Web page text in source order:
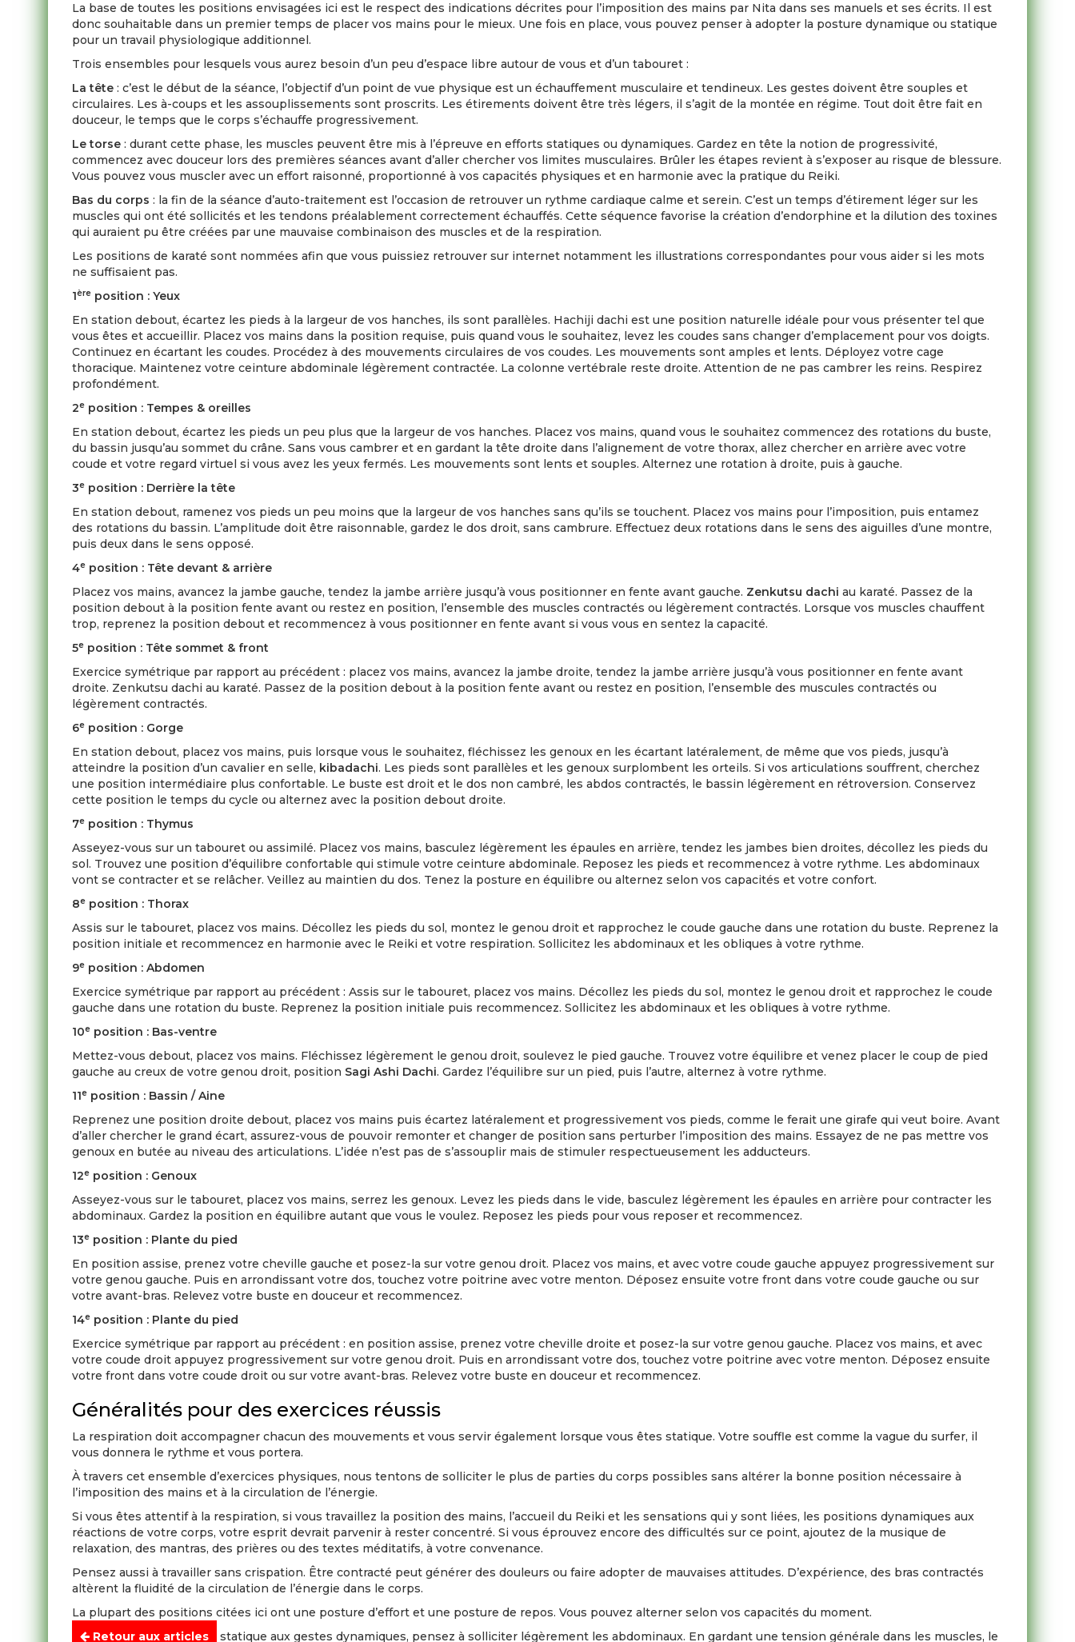
Retour aux articles
La base de toutes les positions envisagées ici est le respect des indications décrites pour l’imposition des mains par Nita dans ses manuels et ses écrits. Il est
donc souhaitable dans un premier temps de placer vos mains pour le mieux. Une fois en place, vous pouvez penser à adopter la posture dynamique ou statique
pour un travail physiologique additionnel.
Trois ensembles pour lesquels vous aurez besoin d’un peu d’espace libre autour de vous et d’un tabouret :
La tête : c’est le début de la séance, l’objectif d’un point de vue physique est un échauffement musculaire et tendineux. Les gestes doivent être souples et
circulaires. Les à-coups et les assouplissements sont proscrits. Les étirements doivent être très légers, il s’agit de la montée en régime. Tout doit être fait en
douceur, le temps que le corps s’échauffe progressivement.
Le torse : durant cette phase, les muscles peuvent être mis à l’épreuve en efforts statiques ou dynamiques. Gardez en tête la notion de progressivité,
commencez avec douceur lors des premières séances avant d’aller chercher vos limites musculaires. Brûler les étapes revient à s’exposer au risque de blessure.
Vous pouvez vous muscler avec un effort raisonné, proportionné à vos capacités physiques et en harmonie avec la pratique du Reiki.
Bas du corps : la fin de la séance d’auto-traitement est l’occasion de retrouver un rythme cardiaque calme et serein. C’est un temps d’étirement léger sur les
muscles qui ont été sollicités et les tendons préalablement correctement échauffés. Cette séquence favorise la création d’endorphine et la dilution des toxines
qui auraient pu être créées par une mauvaise combinaison des muscles et de la respiration.
Les positions de karaté sont nommées afin que vous puissiez retrouver sur internet notamment les illustrations correspondantes pour vous aider si les mots
ne suffisaient pas.
1ère position : Yeux
En station debout, écartez les pieds à la largeur de vos hanches, ils sont parallèles. Hachiji dachi est une position naturelle idéale pour vous présenter tel que
vous êtes et accueillir. Placez vos mains dans la position requise, puis quand vous le souhaitez, levez les coudes sans changer d’emplacement pour vos doigts.
Continuez en écartant les coudes. Procédez à des mouvements circulaires de vos coudes. Les mouvements sont amples et lents. Déployez votre cage
thoracique. Maintenez votre ceinture abdominale légèrement contractée. La colonne vertébrale reste droite. Attention de ne pas cambrer les reins. Respirez
profondément.
2e position : Tempes & oreilles
En station debout, écartez les pieds un peu plus que la largeur de vos hanches. Placez vos mains, quand vous le souhaitez commencez des rotations du buste,
du bassin jusqu’au sommet du crâne. Sans vous cambrer et en gardant la tête droite dans l’alignement de votre thorax, allez chercher en arrière avec votre
coude et votre regard virtuel si vous avez les yeux fermés. Les mouvements sont lents et souples. Alternez une rotation à droite, puis à gauche.
3e position : Derrière la tête
En station debout, ramenez vos pieds un peu moins que la largeur de vos hanches sans qu’ils se touchent. Placez vos mains pour l’imposition, puis entamez
des rotations du bassin. L’amplitude doit être raisonnable, gardez le dos droit, sans cambrure. Effectuez deux rotations dans le sens des aiguilles d’une montre,
puis deux dans le sens opposé.
4e position : Tête devant & arrière
Placez vos mains, avancez la jambe gauche, tendez la jambe arrière jusqu’à vous positionner en fente avant gauche. Zenkutsu dachi au karaté. Passez de la
position debout à la position fente avant ou restez en position, l’ensemble des muscles contractés ou légèrement contractés. Lorsque vos muscles chauffent
trop, reprenez la position debout et recommencez à vous positionner en fente avant si vous vous en sentez la capacité.
5e position : Tête sommet & front
Exercice symétrique par rapport au précédent : placez vos mains, avancez la jambe droite, tendez la jambe arrière jusqu’à vous positionner en fente avant
droite. Zenkutsu dachi au karaté. Passez de la position debout à la position fente avant ou restez en position, l’ensemble des muscules contractés ou
légèrement contractés.
6e position : Gorge
En station debout, placez vos mains, puis lorsque vous le souhaitez, fléchissez les genoux en les écartant latéralement, de même que vos pieds, jusqu’à
atteindre la position d’un cavalier en selle, kibadachi. Les pieds sont parallèles et les genoux surplombent les orteils. Si vos articulations souffrent, cherchez
une position intermédiaire plus confortable. Le buste est droit et le dos non cambré, les abdos contractés, le bassin légèrement en rétroversion. Conservez
cette position le temps du cycle ou alternez avec la position debout droite.
7e position : Thymus
Asseyez-vous sur un tabouret ou assimilé. Placez vos mains, basculez légèrement les épaules en arrière, tendez les jambes bien droites, décollez les pieds du
sol. Trouvez une position d’équilibre confortable qui stimule votre ceinture abdominale. Reposez les pieds et recommencez à votre rythme. Les abdominaux
vont se contracter et se relâcher. Veillez au maintien du dos. Tenez la posture en équilibre ou alternez selon vos capacités et votre confort.
8e position : Thorax
Assis sur le tabouret, placez vos mains. Décollez les pieds du sol, montez le genou droit et rapprochez le coude gauche dans une rotation du buste. Reprenez la
position initiale et recommencez en harmonie avec le Reiki et votre respiration. Sollicitez les abdominaux et les obliques à votre rythme.
9e position : Abdomen
Exercice symétrique par rapport au précédent : Assis sur le tabouret, placez vos mains. Décollez les pieds du sol, montez le genou droit et rapprochez le coude
gauche dans une rotation du buste. Reprenez la position initiale puis recommencez. Sollicitez les abdominaux et les obliques à votre rythme.
10e position : Bas-ventre
Mettez-vous debout, placez vos mains. Fléchissez légèrement le genou droit, soulevez le pied gauche. Trouvez votre équilibre et venez placer le coup de pied
gauche au creux de votre genou droit, position Sagi Ashi Dachi. Gardez l’équilibre sur un pied, puis l’autre, alternez à votre rythme.
11e position : Bassin / Aine
Reprenez une position droite debout, placez vos mains puis écartez latéralement et progressivement vos pieds, comme le ferait une girafe qui veut boire. Avant
d’aller chercher le grand écart, assurez-vous de pouvoir remonter et changer de position sans perturber l’imposition des mains. Essayez de ne pas mettre vos
genoux en butée au niveau des articulations. L’idée n’est pas de s’assouplir mais de stimuler respectueusement les adducteurs.
12e position : Genoux
Asseyez-vous sur le tabouret, placez vos mains, serrez les genoux. Levez les pieds dans le vide, basculez légèrement les épaules en arrière pour contracter les
abdominaux. Gardez la position en équilibre autant que vous le voulez. Reposez les pieds pour vous reposer et recommencez.
13e position : Plante du pied
En position assise, prenez votre cheville gauche et posez-la sur votre genou droit. Placez vos mains, et avec votre coude gauche appuyez progressivement sur
votre genou gauche. Puis en arrondissant votre dos, touchez votre poitrine avec votre menton. Déposez ensuite votre front dans votre coude gauche ou sur
votre avant-bras. Relevez votre buste en douceur et recommencez.
14e position : Plante du pied
Exercice symétrique par rapport au précédent : en position assise, prenez votre cheville droite et posez-la sur votre genou gauche. Placez vos mains, et avec
votre coude droit appuyez progressivement sur votre genou droit. Puis en arrondissant votre dos, touchez votre poitrine avec votre menton. Déposez ensuite
votre front dans votre coude droit ou sur votre avant-bras. Relevez votre buste en douceur et recommencez.
Généralités pour des exercices réussis
La respiration doit accompagner chacun des mouvements et vous servir également lorsque vous êtes statique. Votre souffle est comme la vague du surfer, il
vous donnera le rythme et vous portera.
À travers cet ensemble d’exercices physiques, nous tentons de solliciter le plus de parties du corps possibles sans altérer la bonne position nécessaire à
l’imposition des mains et à la circulation de l’énergie.
Si vous êtes attentif à la respiration, si vous travaillez la position des mains, l’accueil du Reiki et les sensations qui y sont liées, les positions dynamiques aux
réactions de votre corps, votre esprit devrait parvenir à rester concentré. Si vous éprouvez encore des difficultés sur ce point, ajoutez de la musique de
relaxation, des mantras, des prières ou des textes méditatifs, à votre convenance.
Pensez aussi à travailler sans crispation. Être contracté peut générer des douleurs ou faire adopter de mauvaises attitudes. D’expérience, des bras contractés
altèrent la fluidité de la circulation de l’énergie dans le corps.
La plupart des positions citées ici ont une posture d’effort et une posture de repos. Vous pouvez alterner selon vos capacités du moment.
Si vous préférez le travail statique aux gestes dynamiques, pensez à solliciter légèrement les abdominaux. En gardant une tension générale dans les muscles, le